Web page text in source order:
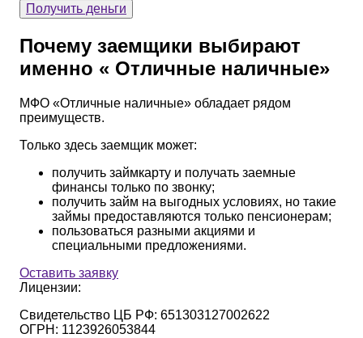
Получить деньги
Почему заемщики выбирают
именно « Отличные наличные»
МФО «Отличные наличные» обладает рядом
преимуществ.
Только здесь заемщик может:
получить займкарту и получать заемные
финансы только по звонку;
получить займ на выгодных условиях, но такие
займы предоставляются только пенсионерам;
пользоваться разными акциями и
специальными предложениями.
Оставить заявку
Лицензии:
Свидетельство ЦБ РФ: 651303127002622
ОГРН: 1123926053844